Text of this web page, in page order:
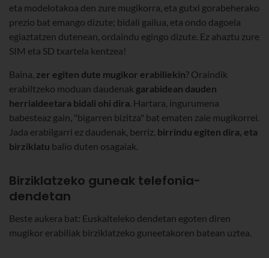
eta modelotakoa den zure mugikorra, eta gutxi gorabeherako
prezio bat emango dizute; bidali gailua, eta ondo dagoela
egiaztatzen dutenean, ordaindu egingo dizute. Ez ahaztu zure
SIM eta SD txartela kentzea!
Baina, zer egiten dute mugikor erabiliekin? Oraindik
erabiltzeko moduan daudenak garabidean dauden
herrialdeetara bidali ohi dira. Hartara, ingurumena
babesteaz gain, "bigarren bizitza" bat ematen zaie mugikorrei.
Jada erabilgarri ez daudenak, berriz, birrindu egiten dira, eta
birziklatu balio duten osagaiak.
Birziklatzeko guneak telefonia-
dendetan
Beste aukera bat: Euskalteleko dendetan egoten diren
mugikor erabiliak birziklatzeko guneetakoren batean uztea.